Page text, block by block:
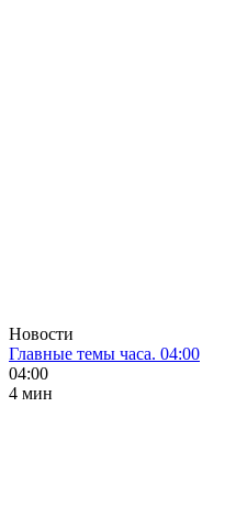
Новости
Главные темы часа. 04:00
04:00
4 мин